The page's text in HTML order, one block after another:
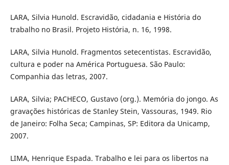
LARA, Silvia Hunold. Escravidão, cidadania e História do
trabalho no Brasil. Projeto História, n. 16, 1998.
LARA, Silvia Hunold. Fragmentos setecentistas. Escravidão,
cultura e poder na América Portuguesa. São Paulo:
Companhia das letras, 2007.
LARA, Silvia; PACHECO, Gustavo (org.). Memória do jongo. As
gravações históricas de Stanley Stein, Vassouras, 1949. Rio
de Janeiro: Folha Seca; Campinas, SP: Editora da Unicamp,
2007.
LIMA, Henrique Espada. Trabalho e lei para os libertos na